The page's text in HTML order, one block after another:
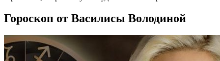
Гороскоп от Василисы Володиной